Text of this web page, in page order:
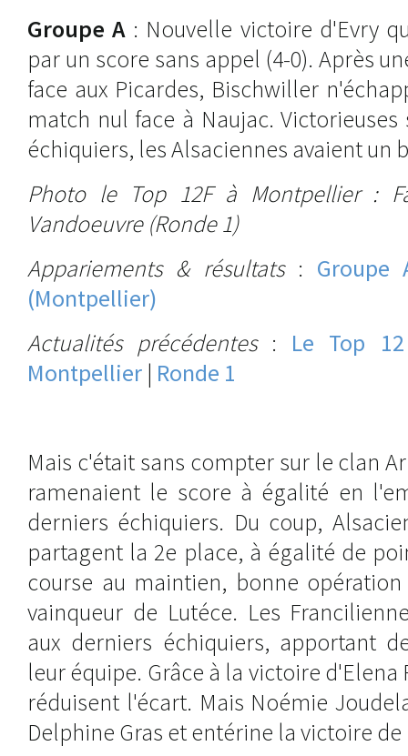
Groupe A: Nouvelle victoire d'Evry
par un score sans appel (4-0). Après
face aux Picardes, Bischwiller
match nul face à Naujac.
échiquiers, les Alsaciennes avaient un
Photo le Top 12F à Montpellier :
Vandoeuvre (Ronde 1)
Appariements & résultats : Groupe
(Montpellier)
Actualités précédentes: Le Top
Montpellier | Ronde 1
Mais c'était sans compter sur le clan
ramenaient le score à égalité en
derniers échiquiers. Du coup,
partagent la 2e place, à égalité de
course au maintien, bonne
vainqueur de Lutéce. Les
aux derniers échiquiers, apportant
leur équipe. Grâce à la victoire d'Elena
réduisent l'écart. Mais Noémie
Delphine Gras et entérine la victoire